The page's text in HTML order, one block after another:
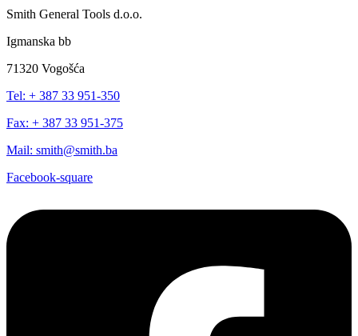
Smith General Tools d.o.o.
Igmanska bb
71320 Vogošća
Tel: + 387 33 951-350
Fax: + 387 33 951-375
Mail: smith@smith.ba
Facebook-square